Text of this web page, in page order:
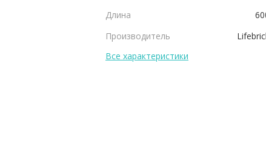
Длина
Производитель
Все характеристики